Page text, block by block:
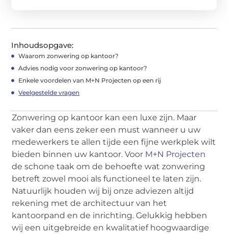
Inhoudsopgave:
Waarom zonwering op kantoor?
Advies nodig voor zonwering op kantoor?
Enkele voordelen van M+N Projecten op een rij
Veelgestelde vragen
Zonwering op kantoor kan een luxe zijn. Maar
vaker dan eens zeker een must wanneer u uw
medewerkers te allen tijde een fijne werkplek wilt
bieden binnen uw kantoor. Voor M+N Projecten
de schone taak om de behoefte wat zonwering
betreft zowel mooi als functioneel te laten zijn.
Natuurlijk houden wij bij onze adviezen altijd
rekening met de architectuur van het
kantoorpand en de inrichting. Gelukkig hebben
wij een uitgebreide en kwalitatief hoogwaardige